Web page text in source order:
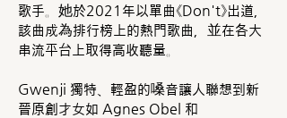
歌手。她於2021年以單曲《Don't》出道，
該曲成為排行榜上的熱門歌曲，並在各大
串流平台上取得高收聽量。
Gwenji 獨特、輕盈的嗓音讓人聯想到新
晉原創才女如 Agnes Obel 和